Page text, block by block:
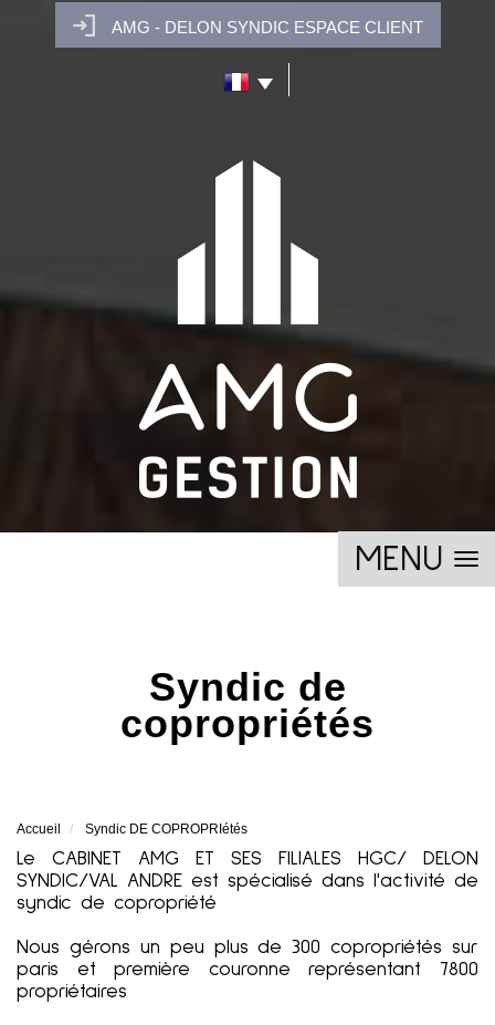
AMG - DELON SYNDIC ESPACE CLIENT
MENU
syndic de
copropriétés
Accueil Syndic DE COPROPRIétés
Le CABINET AMG ET SES FILIALES HGC/ DELON
SYNDIC/VAL ANDRE est spécialisé dans l'activité de
syndic de copropriété
Nous gérons un peu plus de 300 copropriétés sur
paris et première couronne représentant 7800
propriétaires